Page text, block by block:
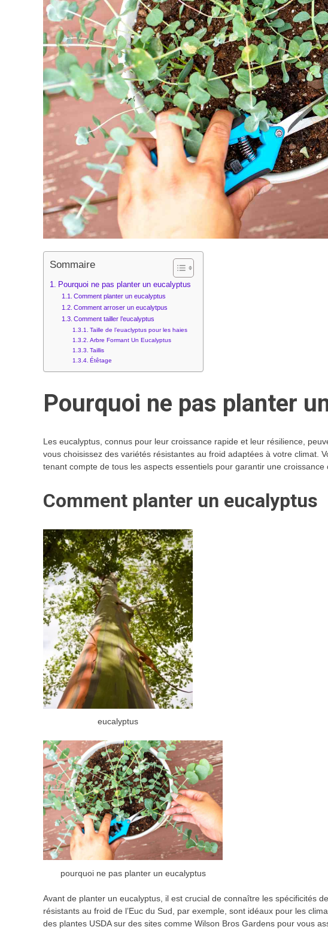
Sommaire
Pourquoi ne pas planter un eucalyptus
Comment planter un eucalyptus
Comment arroser un eucalytpus
Comment tailler l’eucalyptus
Taille de l’euaclyptus pour les haies
Arbre Formant Un Eucalyptus
Taillis
Étêtage
Pourquoi ne pas planter
Les eucalyptus, connus pour leur croissance rapide et leur résilience,
vous choisissez des variétés résistantes au froid adaptées à votre climat.
tenant compte de tous les aspects essentiels pour garantir une croissance
Comment planter un eucalyptus
eucalyptus
pourquoi ne pas planter un eucalyptus
Avant de planter un eucalyptus, il est crucial de connaître les spécificités
résistants au froid de l’Euc du Sud, par exemple, sont idéaux pour les
des plantes USDA sur des sites comme Wilson Bros Gardens pour vous